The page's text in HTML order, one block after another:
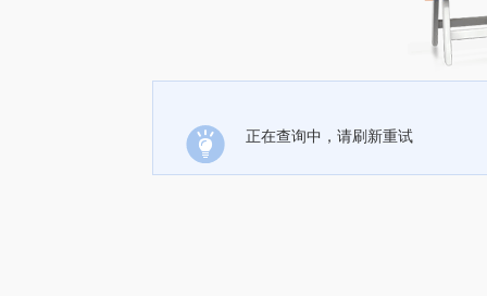
正在查询中，请刷新重试